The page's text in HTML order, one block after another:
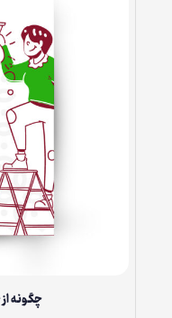
چگونه